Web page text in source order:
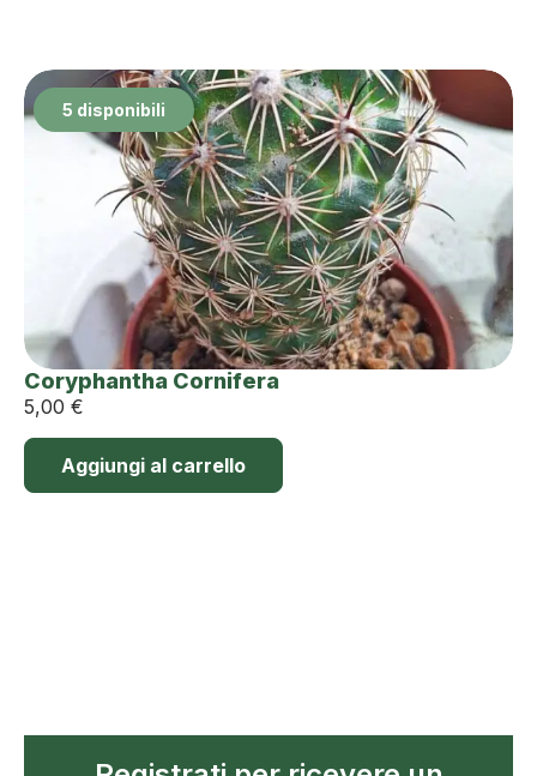
5 disponibili
Coryphantha Cornifera
5,00 €
Aggiungi al carrello